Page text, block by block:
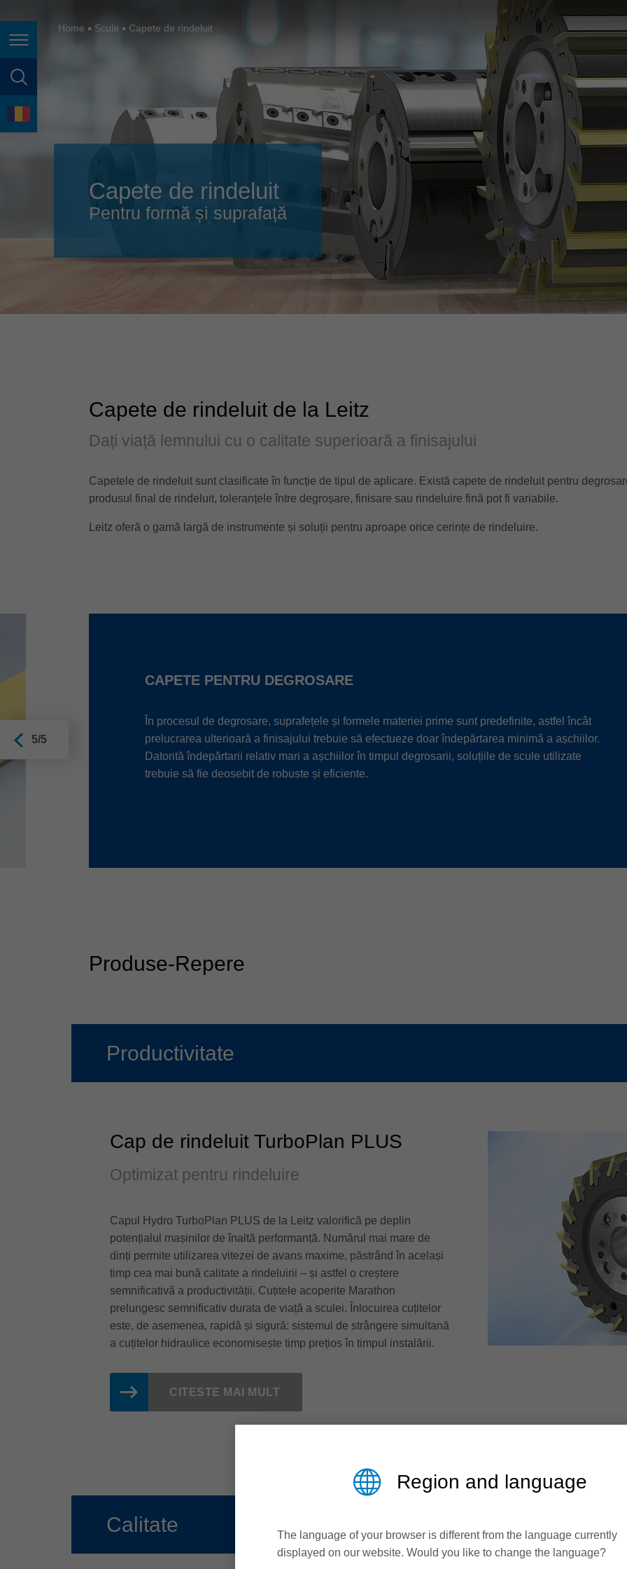
căutare în pagină
Limbă
France
Italia italiano
India english
Japan (日本) 日本語
english
Magyarország magyar
Malaysia
México español
Suomi
Taiwan
Türkiye
USA
Việt Nam
中国
ประเทศไทย
Україна
Home Scule Capete de rindeluit
Capete de rindeluit
Pentru formă și suprafață
Capete de rindeluit de la Leitz
Dați viață lemnului cu o calitate superioară a finisajului
Capetele de rindeluit sunt clasificate în funcție de tipul de aplicare. Există capete de rindeluit pentru
produsul final de rindeluit, toleranțele între degroșare, finisare sau rindeluire fină pot fi variabile.
Leitz oferă o gamă largă de instrumente și soluții pentru aproape orice cerințe de rindeluire.
CAPETE PENTRU DEGROSARE
În procesul de degrosare, suprafețele și formele materiei prime sunt predefinite, astfel încât
prelucrarea ulterioară a finisajului trebuie să efectueze doar îndepărtarea minimă a așchiilor.
Datorită îndepărtarii relativ mari a așchiilor în timpul degrosarii, soluțiile de scule utilizate
trebuie să fie deosebit de robuste și eficiente.
5/5
Produse-Repere
Productivitate
Cap de rindeluit TurboPlan PLUS
Optimizat pentru rindeluire
Capul Hydro TurboPlan PLUS de la Leitz valorifică pe deplin
potențialul mașinilor de înaltă performanță. Numărul mai mare de
dinți permite utilizarea vitezei de avans maxime, păstrând în același
timp cea mai bună calitate a rindeluirii – și astfel o creștere
semnificativă a productivității. Cuțitele acoperite Marathon
prelungesc semnificativ durata de viață a sculei. Înlocuirea cuțitelor
este, de asemenea, rapidă și sigură: sistemul de strângere simultană
a cuțitelor hidraulice economisește timp prețios în timpul instalării.
CITESTE MAI MULT
Calitate
Region and language
The language of your browser is different from the language currently
displayed on our website. Would you like to change the language?